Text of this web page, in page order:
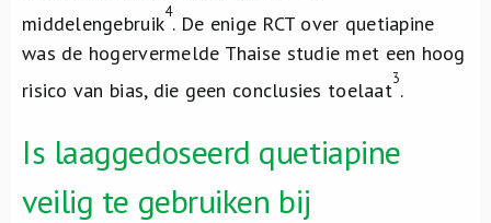
middelengebruik4. De enige RCT over quetiapine
was de hogervermelde Thaise studie met een hoog
risico van bias, die geen conclusies toelaat3.
Is laaggedoseerd quetiapine
veilig te gebruiken bij